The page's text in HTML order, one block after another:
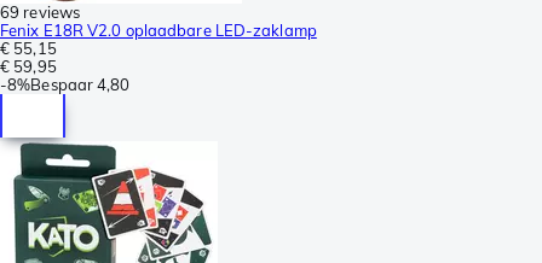
69 reviews
Fenix E18R V2.0 oplaadbare LED-zaklamp
€ 55,15
€ 59,95
-8%Bespaar4,80